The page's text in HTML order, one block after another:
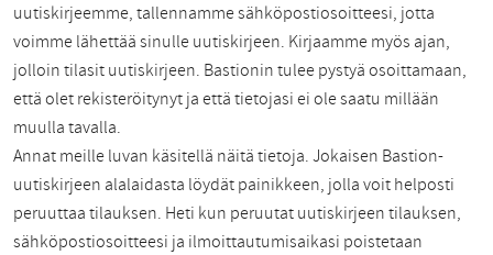
uutiskirjeemme, tallennamme sähköpostiosoitteesi, jotta
voimme lähettää sinulle uutiskirjeen. Kirjaamme myös ajan,
jolloin tilasit uutiskirjeen. Bastionin tulee pystyä osoittamaan,
että olet rekisteröitynyt ja että tietojasi ei ole saatu millään
muulla tavalla.
Annat meille luvan käsitellä näitä tietoja. Jokaisen Bastion-
uutiskirjeen alalaidasta löydät painikkeen, jolla voit helposti
peruuttaa tilauksen. Heti kun peruutat uutiskirjeen tilauksen,
sähköpostiosoitteesi ja ilmoittautumisaikasi poistetaan